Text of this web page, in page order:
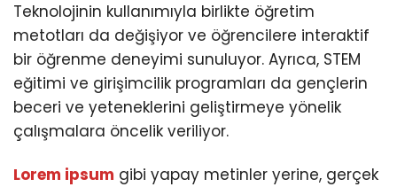
Teknolojinin kullanımıyla birlikte öğretim
metotları da değişiyor ve öğrencilere interaktif
bir öğrenme deneyimi sunuluyor. Ayrıca, STEM
eğitimi ve girişimcilik programları da gençlerin
beceri ve yeteneklerini geliştirmeye yönelik
çalışmalara öncelik veriliyor.
Lorem ipsum gibi yapay metinler yerine, gerçek